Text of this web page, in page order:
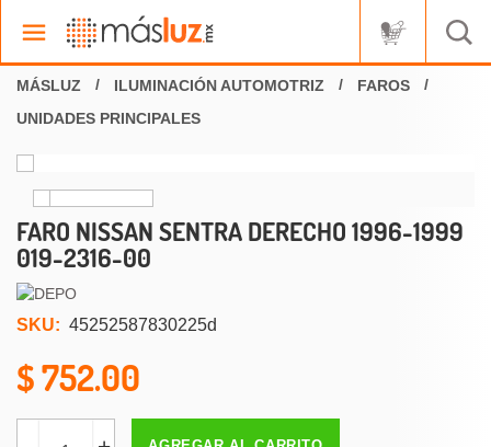
ILUMINACIÓN AUTOMOTRIZ
FAROS
UNIDADES PRINCIPALES
FARO NISSAN SENTRA DERECHO 1996-1999
019-2316-00
SKU: 45252587830225d
752.00